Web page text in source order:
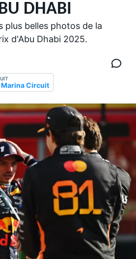
DHABI
plus belles photos de la
d'Abu Dhabi 2025.
Marina Circuit